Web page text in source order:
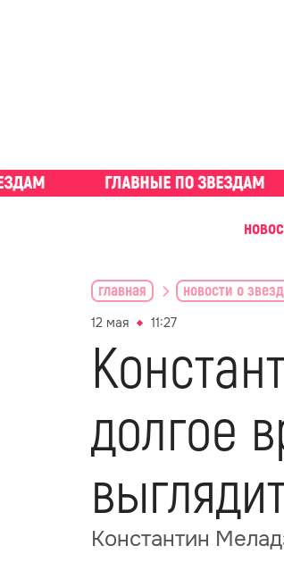
главная новости о
12 мая 11:27
долгое
Константин